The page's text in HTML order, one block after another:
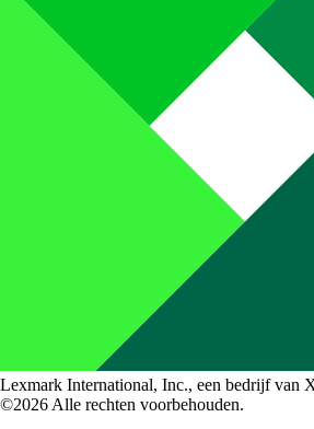
Lexmark International, Inc., een bedrijf van
©2026 Alle rechten voorbehouden.